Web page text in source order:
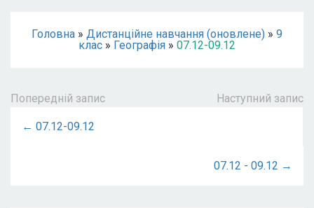
Головна » Дистанційне навчання (оновлене) » 9
клас » Географія » 07.12-09.12
Попередній запис Наступний запис
← 07.12-09.12
07.12 - 09.12 →